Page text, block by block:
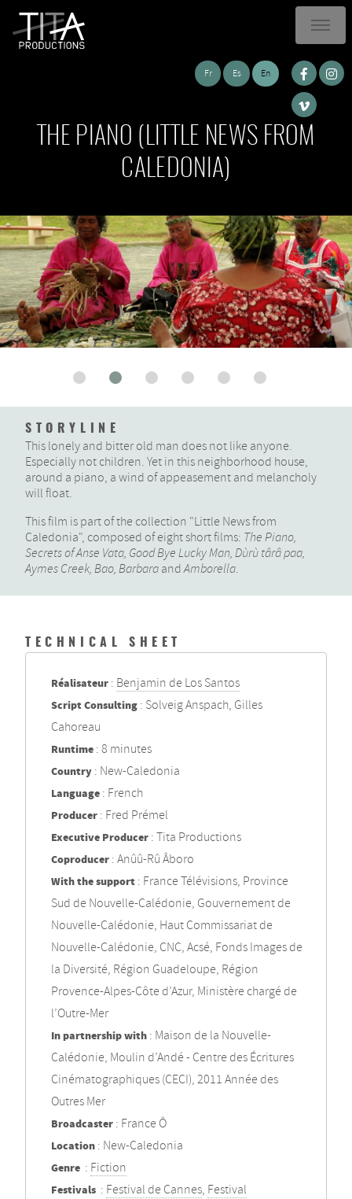
Fr Es En
THE PIANO (LITTLE NEWS FROM
CALEDONIA)
STORYLINE
This lonely and bitter old man does not like anyone.
Especially not children. Yet in this neighborhood house,
around a piano, a wind of appeasement and melancholy
will float.
This film is part of the collection "Little News from
Caledonia", composed of eight short films: The Piano,
Secrets of Anse Vata, Good Bye Lucky Man, Dùrù târâ paa,
Aymes Creek, Bao, Barbara andAmborella.
TECHNICAL SHEET
Réalisateur : Benjamin de Los Santos
Script Consulting : Solveig Anspach, Gilles
Cahoreau
Runtime : 8 minutes
Country : New-Caledonia
Language : French
Producer : Fred Prémel
Executive Producer : Tita Productions
Coproducer : Anûû-Rû Âboro
With the support : France Télévisions, Province
Sud de Nouvelle-Calédonie, Gouvernement de
Nouvelle-Calédonie, Haut Commissariat de
Nouvelle-Calédonie, CNC, Acsé, Fonds Images de
la Diversité, Région Guadeloupe, Région
Provence-Alpes-Côte d’Azur, Ministère chargé de
l’Outre-Mer
In partnership with : Maison de la Nouvelle-
Calédonie, Moulin d’Andé - Centre des Écritures
Cinématographiques (CECI), 2011 Année des
Outres Mer
Broadcaster : France Ô
Location : New-Caledonia
Genre : Fiction
Festivals : Festival de Cannes, Festival